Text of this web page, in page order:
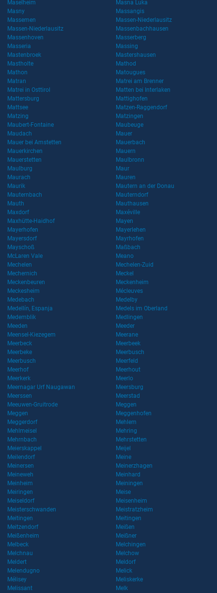
Maselheim
Masna Luka
Masny
Massangis
Massemen
Massen-Niederlausitz
Massen-Niederlausitz
Massenbachhausen
Massenhoven
Masserberg
Masseria
Massing
Mastenbroek
Mastershausen
Mastholte
Mathod
Mathon
Matougues
Matran
Matrei am Brenner
Matrei in Osttirol
Matten bei Interlaken
Mattersburg
Mattighofen
Mattsee
Matzen-Raggendorf
Matzing
Matzingen
Maubert-Fontaine
Maubeuge
Maudach
Mauer
Mauer bei Amstetten
Mauerbach
Mauerkirchen
Mauern
Mauerstetten
Maulbronn
Maulburg
Maur
Maurach
Mauren
Maurik
Mautern an der Donau
Mauternbach
Mauterndorf
Mauth
Mauthausen
Maxdorf
Maxéville
Maxhütte-Haidhof
Mayen
Mayerhofen
Mayerlehen
Mayersdorf
Mayrhofen
Mayschoß
Maßbach
McLaren Vale
Meano
Mechelen
Mechelen-Zuid
Mechernich
Meckel
Meckenbeuren
Meckenheim
Meckesheim
Mécleuves
Medebach
Medelby
Medellín, Espanja
Medels im Oberland
Medemblik
Medlingen
Meeden
Meeder
Meensel-Kiezegem
Meerane
Meerbeck
Meerbeek
Meerbeke
Meerbusch
Meerbusch
Meerfeld
Meerhof
Meerhout
Meerkerk
Meerlo
Meernagar Urf Naugawan
Meersburg
Meerssen
Meerstad
Meeuwen-Gruitrode
Meggen
Meggen
Meggenhofen
Meggerdorf
Mehlem
Mehlmeisel
Mehring
Mehrnbach
Mehrstetten
Meierskappel
Meijel
Meilendorf
Meine
Meinersen
Meinerzhagen
Meineweh
Meinhard
Meinheim
Meiningen
Meiringen
Meise
Meiseldorf
Meisenheim
Meisterschwanden
Meistratzheim
Meitingen
Meitingen
Meitzendorf
Meißen
Meißenheim
Meißner
Melbeck
Melchingen
Melchnau
Melchow
Meldert
Meldorf
Melendugno
Melick
Mélisey
Meliskerke
Melissant
Melk